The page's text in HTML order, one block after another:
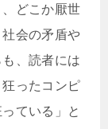
どこか厭世
会の矛盾や
、読者には
ったコンピ
ている」と